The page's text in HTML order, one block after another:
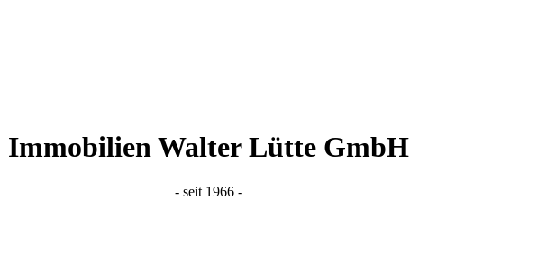
Immobilien Walter Lütte GmbH
- seit 1966 -